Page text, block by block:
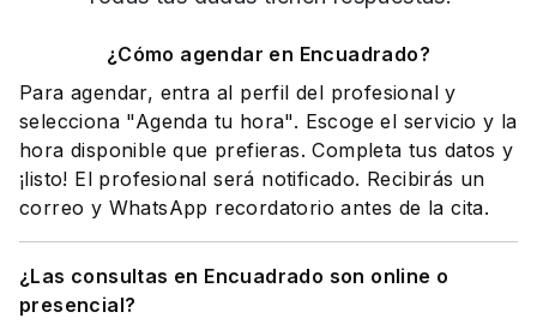
¿Cómo agendar en Encuadrado?
Para agendar, entra al perfil del profesional y
selecciona "Agenda tu hora". Escoge el servicio y la
hora disponible que prefieras. Completa tus datos y
¡listo! El profesional será notificado. Recibirás un
correo y WhatsApp recordatorio antes de la cita.
¿Las consultas en Encuadrado son online o
presencial?